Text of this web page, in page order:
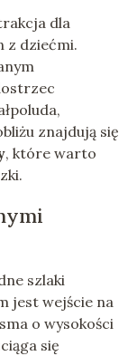
dla
z dziećmi.
znajdują się
, które warto
szlaki
jest wejście na
o wysokości
się